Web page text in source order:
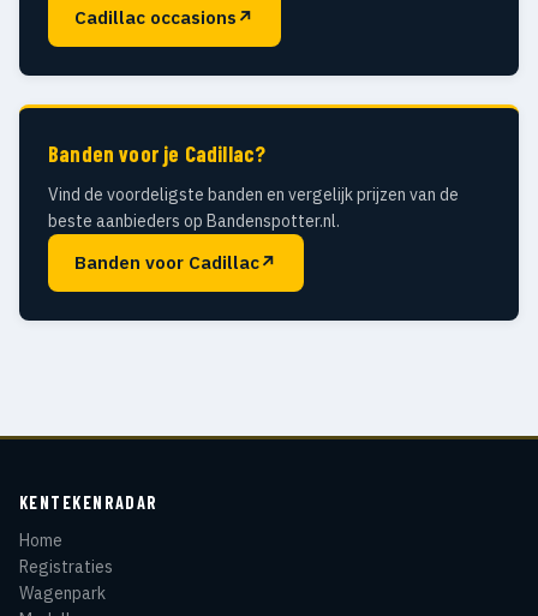
Cadillac occasions ↗
Banden voor je Cadillac?
Vind de voordeligste banden en vergelijk prijzen van de
beste aanbieders op Bandenspotter.nl.
Banden voor Cadillac↗
KENTEKENRADAR
Home
Registraties
Wagenpark